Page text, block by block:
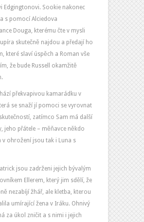
Edgingtonovi. Sookie nakonec
s pomocí Alciedova
Douga, kterému čte v mysli
skutečně najdou a předají ho
které slaví úspěch a Roman vše
že bude Russell okamžitě
překvapivou kamarádku v
se snaží jí pomoci se vyrovnat
zatímco Sam má další
jeho přátele – měňavce někdo
v ohrožení jsou tak i Luna s
jsou zadrženi jejich bývalým
Ellerem, který jim sdělí, že
nezabíjí žhář, ale kletba, kterou
umírající žena v Iráku. Ohnivý
za úkol zničit a s nimi i jejich